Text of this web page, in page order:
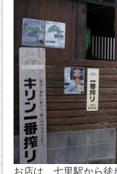
お店は、七里駅から徒